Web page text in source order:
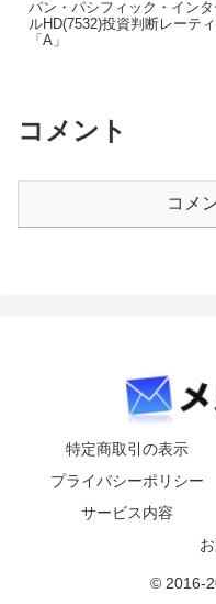
パン・パシフィック・イン
ルHD(7532)投資判断レーテ
「A」
コメント
コメ
特定商取引の表示
プライバシーポリシー
サービス内容
© 2016-